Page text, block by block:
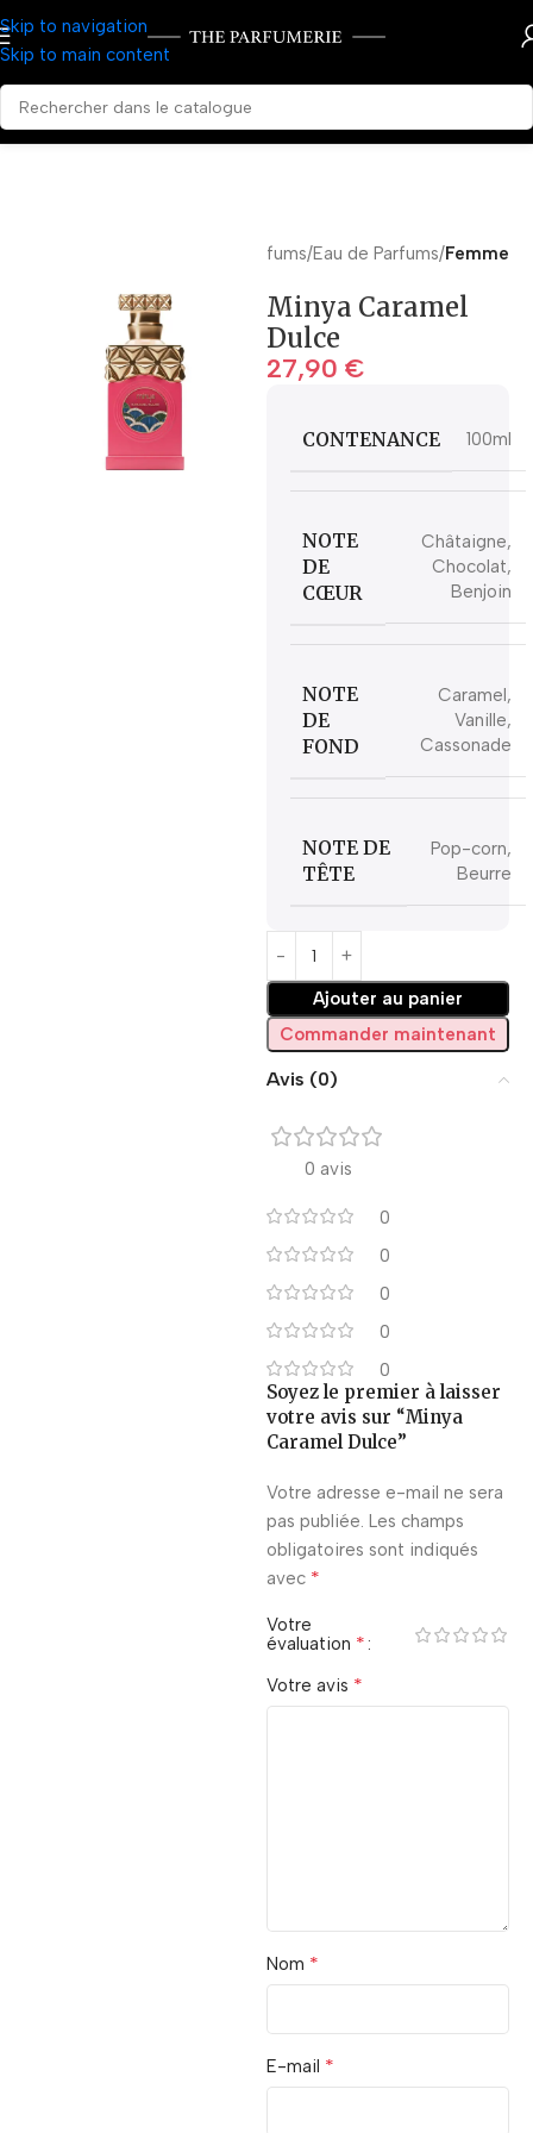
Skip to navigation
Skip to main content
Parfums Eau de Parfums Femme
Minya Caramel
Dulce
27,90 €
CONTENANCE 100ml
NOTE
DE
CŒUR
Châtaigne,
Chocolat,
Benjoin
NOTE
DE
FOND
Caramel,
Vanille,
Cassonade
NOTE DE
TÊTE
Pop-corn,
Beurre
Ajouter au panier
Commander maintenant
Avis (0)
0 avis
0
0
0
0
0
Soyez le premier à laisser
votre avis sur “Minya
Caramel Dulce”
Votre adresse e-mail ne sera
pas publiée. Les champs
obligatoires sont indiqués
avec *
Votre
évaluation *
Votre avis *
Nom *
E-mail *